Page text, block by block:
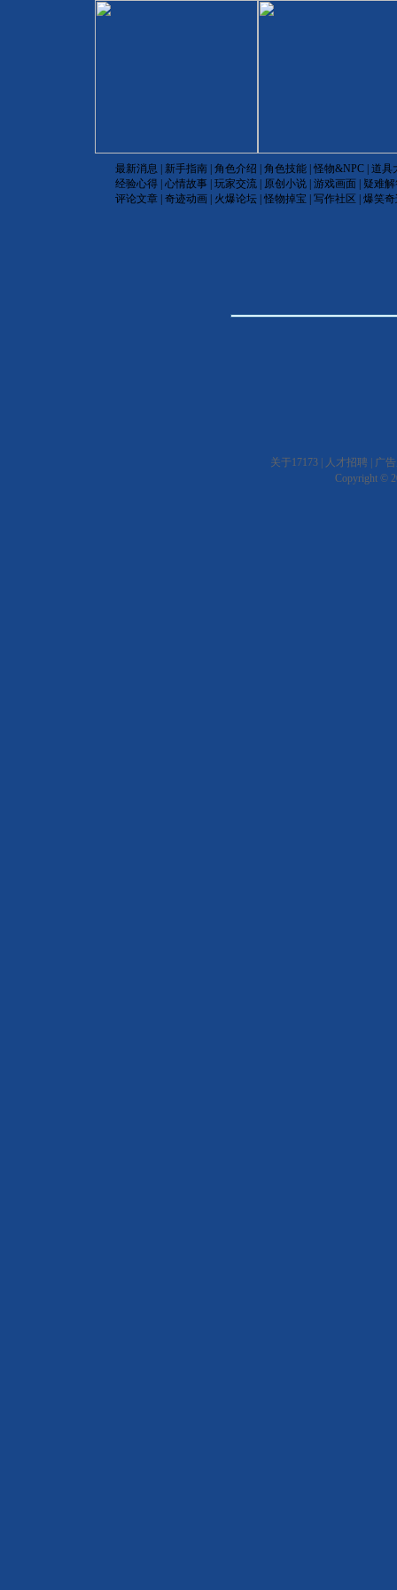
最新消息 新手指南 |角色介绍 |角色技能 |怪物&NPC |道具
经验心得 |心情故事 |玩家交流 原创小说 |游戏画面
疑难
评论文章 |奇迹动画 火爆论坛 |怪物掉宝 |写作社区 |爆笑
关于17173 人才招聘
广
Copyright ©